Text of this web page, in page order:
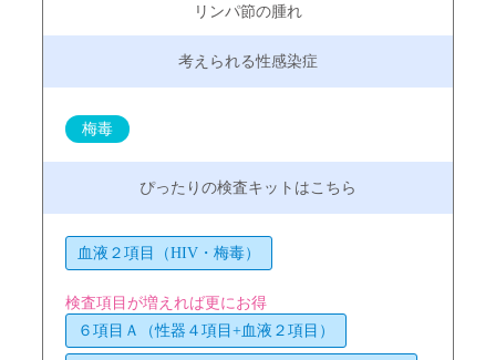
リンパ節の腫れ
梅毒
血液２項目（HIV・梅毒）
検査項目が増えれば更にお得
６項目Ａ（性器４項目+血液２項目）